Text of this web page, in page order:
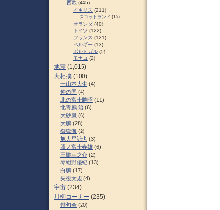
西欧 (445)
イギリス (211)
スコットランド (15)
オランダ (40)
ドイツ (122)
フランス (121)
ベルギー (13)
ポルトガル (5)
モナコ (2)
地震 (1,015)
大相撲 (100)
一山本大生 (4)
仲の国 (4)
北の富士勝昭 (11)
北青鵬 治 (6)
大砂嵐 (6)
大鵬 (28)
御嶽海 (2)
旭大星託也 (3)
照ノ富士春雄 (6)
王鵬幸之介 (2)
琴紺野優紀 (13)
白鵬 (17)
矢後太規 (4)
宇宙 (234)
川柳コーナー (235)
俳句会 (20)